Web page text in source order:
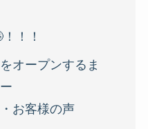
！！
オープンするま
お客様の声